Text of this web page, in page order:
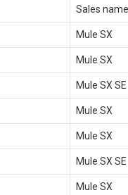
Sales name
Mule SX
Mule SX
Mule SX SE
Mule SX
Mule SX
Mule SX SE
Mule SX